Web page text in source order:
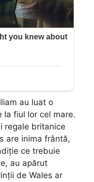
au luat o
la fiul lor cel mare.
regale britanice
are inima frântă,
ce trebuie
au apărut
de Wales ar